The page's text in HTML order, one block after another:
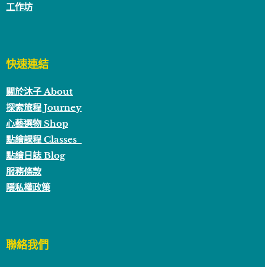
工作坊
快速連結
關於沐子 About
探索旅程 Journey
心藝選物 Shop
點繪課程 Classes
點繪日誌 Blog
服務條款
隱私權政策
聯絡我們